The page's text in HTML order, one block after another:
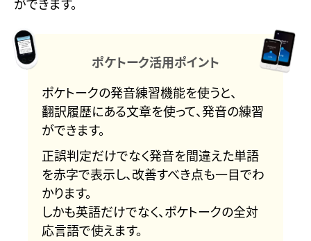
ポケトーク活用ポイント
ポケトークの発音練習機能を使うと、
翻訳履歴にある文章を使って、発音の練習
ができます。
正誤判定だけでなく発音を間違えた単語
を赤字で表示し、改善すべき点も一目でわ
かります。
しかも英語だけでなく、ポケトークの全対
応言語で使えます。